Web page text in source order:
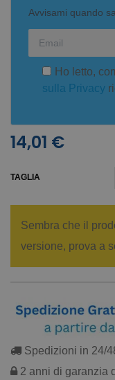
Avvisami quando
Ho letto,
sulla Privacy
14,01 €
TAGLIA
Sembra che il
versione, prova a
Spedizioni in 24/
2 anni di garanzia